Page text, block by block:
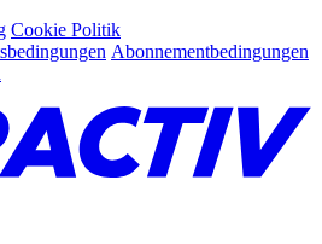
Cookie Politik
Abonnementbedingungen